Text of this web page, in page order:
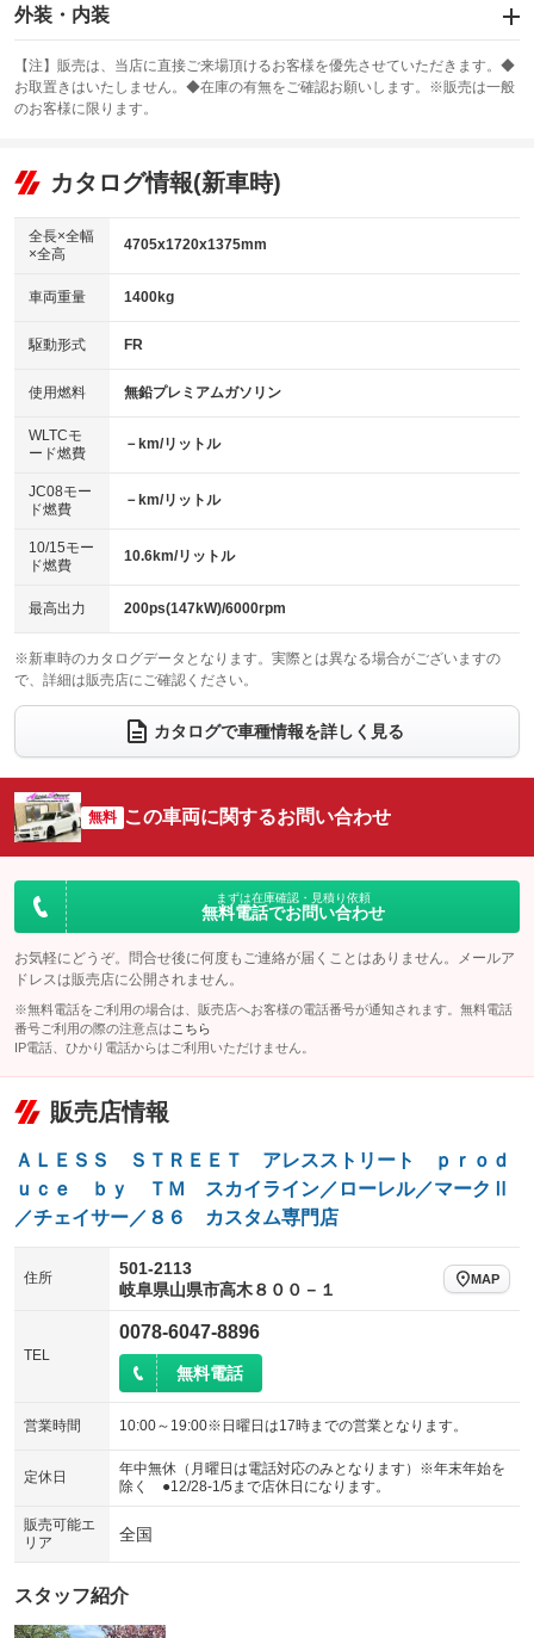
エアバッグ：運転席/助手席
：装備あり
：装備なし
サンルーフ
：装備なし ABS
リフトアップ
：装備なし
：装備なし
パワーウィンドウ
アイドリングストップ
：装備なし
USB入力端子
：装備なし
100V電源
：装備なし
センターデフロック
：装備なし
電動格納ミラー
：装備なし
外装・内装
カーナビ
：装備なし
TV
：装備なし
ビジュアル：-／DVD再生
：装備あり
アルミホイール：18インチ
：装備あり
HID(キセノンライト)
バックカメラ
エアロ
：装備あり
ローダウン
：装備あり
ベンチシート
：装備なし
チップアップシート
：装備なし
電動格納サードシート
：装備なし シートヒーター
：装備なし
ウォークスルー
電動リアゲート フロントカメラ
：装備なし
シートエアコン
：装備なし 全周囲カメラ
：装備なし
サイドカメラ
：装備なし ルーフレール
：装備なし
エアサスペンション ヘッドライトウォッシャー
【注】販売は、当店に直接ご来場頂けるお客様を優先させていただきます。◆
お取置きはいたしません。◆在庫の有無をご確認お願いします。※販売は一般
のお客様に限ります。
カタログ情報(新車時)
全長×全幅
×全高
4705x1720x1375mm
車両重量 1400kg
駆動形式 FR
使用燃料 無鉛プレミアムガソリン
WLTCモ
ード燃費
－km/リットル
JC08モー
ド燃費
－km/リットル
10/15モー
ド燃費
10.6km/リットル
最高出力 200ps(147kW)/6000rpm
※新車時のカタログデータとなります。実際とは異なる場合がございますの
で、詳細は販売店にご確認ください。
カタログで車種情報を詳しく見る
無料 この車両に関するお問い合わせ
まずは在庫確認・見積り依頼
無料電話でお問い合わせ
お気軽にどうぞ。問合せ後に何度もご連絡が届くことはありません。メールア
ドレスは販売店に公開されません。
※無料電話をご利用の場合は、販売店へお客様の電話番号が通知されます。無料電話
番号ご利用の際の注意点は こちら
IP電話、ひかり電話からはご利用いただけません。
販売店情報
ＡＬＥＳＳ ＳＴＲＥＥＴ アレスストリート ｐｒｏｄ
ｕｃｅ ｂｙ ＴＭ スカイライン／ローレル／マークⅡ
／チェイサー／８６ カスタム専門店
住所
501-2113
岐阜県山県市高木８００－１
MAP
TEL
0078-6047-8896
無料電話
営業時間 10:00～19:00※日曜日は17時までの営業となります。
定休日
年中無休（月曜日は電話対応のみとなります）※年末年始を
除く ●12/28-1/5まで店休日になります。
販売可能エ
リア
全国
スタッフ紹介